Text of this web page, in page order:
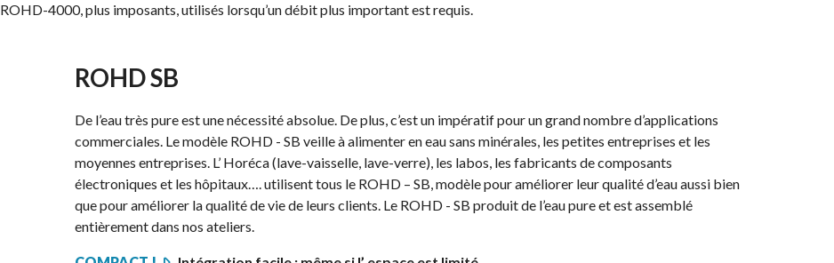
ROHD-4000, plus imposants, utilisés lorsqu’un débit plus important est requis.
ROHD SB
De l’eau très pure est une nécessité absolue. De plus, c’est un impératif pour un grand nombre d’applications
commerciales. Le modèle ROHD - SB veille à alimenter en eau sans minérales, les petites entreprises et les
moyennes entreprises. L’ Horéca (lave-vaisselle, lave-verre), les labos, les fabricants de composants
électroniques et les hôpitaux…. utilisent tous le ROHD – SB, modèle pour améliorer leur qualité d’eau aussi bien
que pour améliorer la qualité de vie de leurs clients. Le ROHD - SB produit de l’eau pure et est assemblé
entièrement dans nos ateliers.